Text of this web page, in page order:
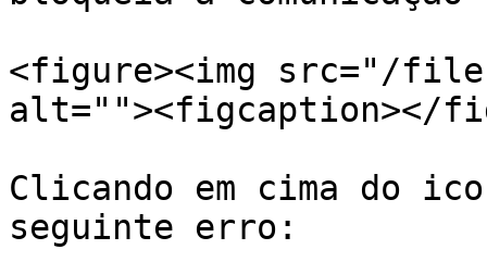
<figure><img src="/files/
alt=""><figcaption></
Clicando em cima do
seguinte erro: